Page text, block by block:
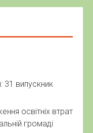
31 випускник
освітніх втрат
громаді